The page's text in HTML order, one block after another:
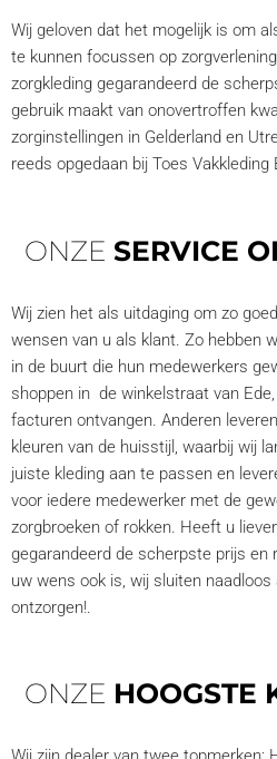
Wij geloven dat het mogelijk is om
te kunnen focussen op
zorgkleding gegarandeerd de
gebruik maakt van onovertroffen
zorginstellingen in Gelderland en
reeds opgedaan bij Toes Vakkleding
ONZE SERVICE
Wij zien het als uitdaging om zo
wensen van u als klant. Zo hebben
in de buurt die hun medewerkers
shoppen in de winkelstraat van
facturen ontvangen. Anderen
kleuren van de huisstijl, waarbij wij
juiste kleding aan te passen en
voor iedere medewerker met de
zorgbroeken of rokken. Heeft u
gegarandeerd de scherpste prijs en
uw wens ook is, wij sluiten
ontzorgen!.
ONZE HOOGSTE